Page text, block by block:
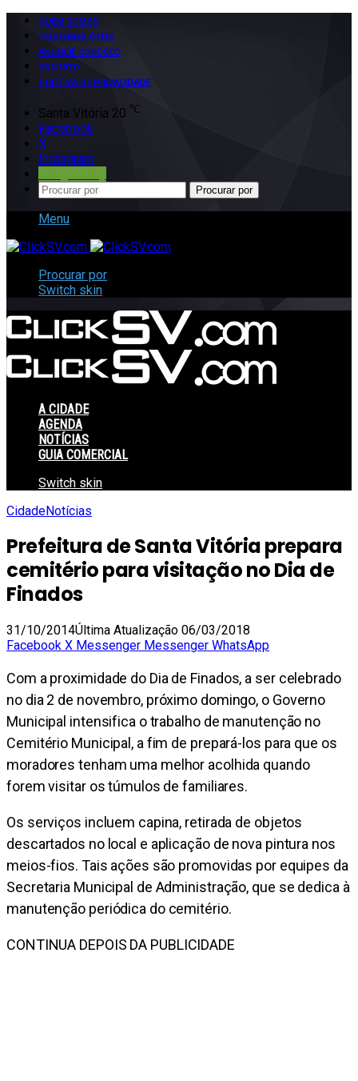
QUEM SOMOS
TELEFONES ÚTEIS
ANUNCIE CONOSCO
CONTATO
POLÍTICA DE PRIVACIDADE
Santa Vitória 20 ℃
Facebook
X
Instagram
Procurar por
Menu
Procurar por
Switch skin
A CIDADE
AGENDA
NOTÍCIAS
GUIA COMERCIAL
Switch skin
CidadeNotícias
Prefeitura de Santa Vitória prepara
cemitério para visitação no Dia de
Finados
31/10/2014Última Atualização 06/03/2018
Facebook X Messenger Messenger WhatsApp
Com a proximidade do Dia de Finados, a ser celebrado
no dia 2 de novembro, próximo domingo, o Governo
Municipal intensifica o trabalho de manutenção no
Cemitério Municipal, a fim de prepará-los para que os
moradores tenham uma melhor acolhida quando
forem visitar os túmulos de familiares.
Os serviços incluem capina, retirada de objetos
descartados no local e aplicação de nova pintura nos
meios-fios. Tais ações são promovidas por equipes da
Secretaria Municipal de Administração, que se dedica à
manutenção periódica do cemitério.
CONTINUA DEPOIS DA PUBLICIDADE